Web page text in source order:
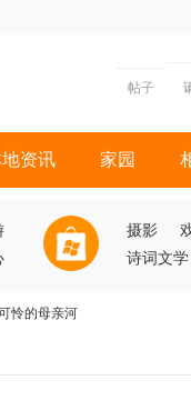
帖子
资讯 家园
摄影
诗词文学
怜的母亲河